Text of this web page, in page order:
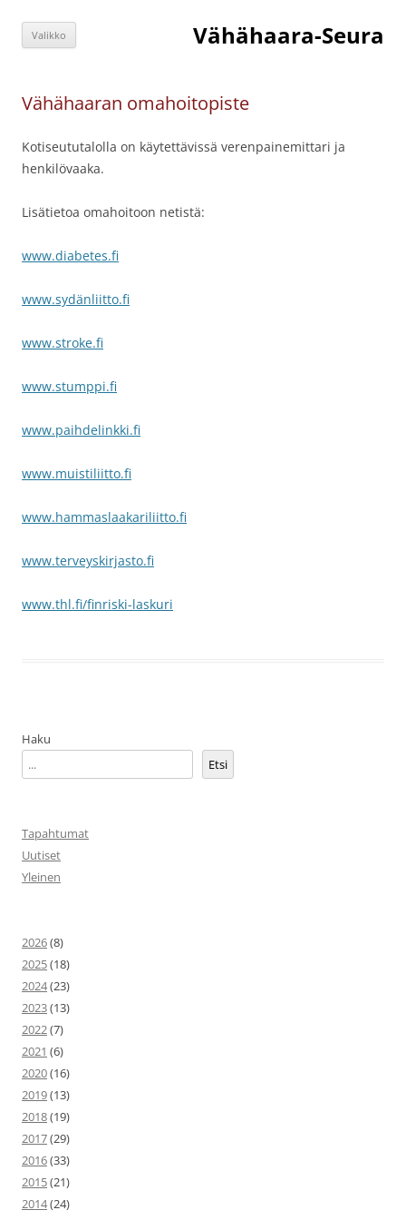
sisältöön
Vähähaara-Seura
Valikko
Vähähaaran omahoitopiste
Kotiseututalolla on käytettävissä verenpainemittari ja
henkilövaaka.
Lisätietoa omahoitoon netistä:
www.diabetes.fi
www.sydänliitto.fi
www.stroke.fi
www.stumppi.fi
www.paihdelinkki.fi
www.muistiliitto.fi
www.hammaslaakariliitto.fi
www.terveyskirjasto.fi
www.thl.fi/finriski-laskuri
Haku
Etsi
Tapahtumat
Uutiset
Yleinen
2026(8)
2025(18)
2024(23)
2023(13)
2022(7)
2021 (6)
2020(16)
2019(13)
2018(19)
2017(29)
2016(33)
2015(21)
2014(24)